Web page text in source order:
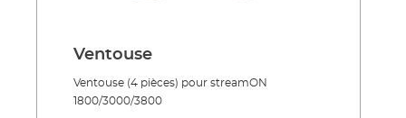
aquacab. Made in Germany.Avantages de l‘
l‘aquarium 63 l – idéal pour les petits poissons
d’eau de mer Désign clair, haute qualité,
Ventouse
Ventouse (4 pièces) pour streamON
1800/3000/3800